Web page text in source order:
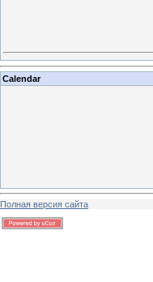
Calendar
Полная версия сайта